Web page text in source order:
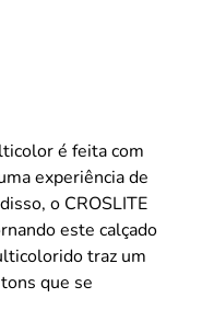
é feita com
experiência de
o CROSLITE
este calçado
traz um
que se